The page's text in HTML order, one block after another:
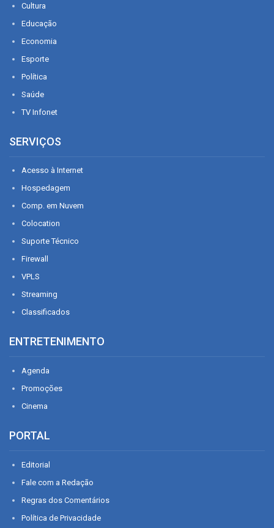
Cultura
Educação
Economia
Esporte
Política
Saúde
TV Infonet
SERVIÇOS
Acesso à Internet
Hospedagem
Comp. em Nuvem
Colocation
Suporte Técnico
Firewall
VPLS
Streaming
Classificados
ENTRETENIMENTO
Agenda
Promoções
Cinema
PORTAL
Editorial
Fale com a Redação
Regras dos Comentários
Política de Privacidade